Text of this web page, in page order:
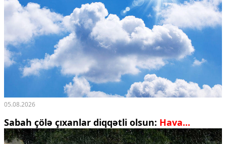
05.08.2026
Sabah çölə çıxanlar diqqətli olsun: Hava...